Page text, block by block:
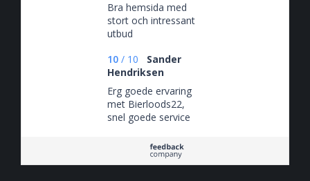
Bra hemsida med
stort och intressant
utbud
10 / 10
Sander
Hendriksen
Erg goede ervaring
met Bierloods22,
snel goede service